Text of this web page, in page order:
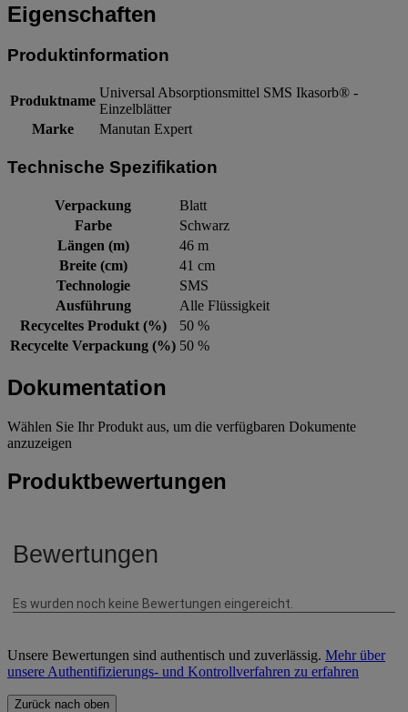
Eigenschaften
Produktinformation
Produktname
Universal Absorptionsmittel SMS Ikasorb® -
Einzelblätter
Marke
Manutan Expert
Technische Spezifikation
Verpackung
Blatt
Farbe
Schwarz
Längen (m)
46 m
Breite (cm)
41 cm
Technologie
SMS
Ausführung
Alle Flüssigkeit
Recyceltes Produkt (%)
50 %
Recycelte Verpackung (%) 50 %
Dokumentation
Wählen Sie Ihr Produkt aus, um die verfügbaren Dokumente
anzuzeigen
Produktbewertungen
Unsere Bewertungen sind authentisch und zuverlässig. Mehr über
unsere Authentifizierungs- und Kontrollverfahren zu erfahren
Zurück nach oben